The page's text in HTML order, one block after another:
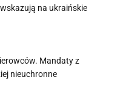
na ukraińskie
Mandaty z
nieuchronne